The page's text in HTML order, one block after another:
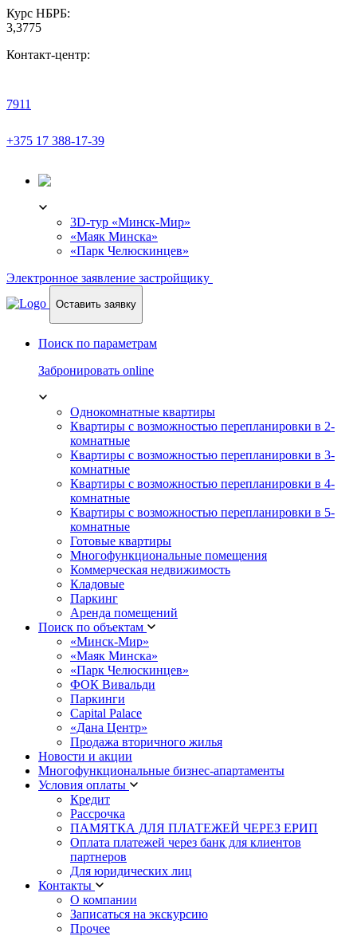
Курс НБРБ:
3,3775
Контакт-центр:
7911
+375 17 388-17-39
3D-тур «Минск-Мир»
«Маяк Минска»
«Парк Челюскинцев»
Электронное заявление застройщику
Оставить заявку
Поиск по параметрам
Забронировать online
Однокомнатные квартиры
Квартиры с возможностью перепланировки в 2-
комнатные
Квартиры с возможностью перепланировки в 3-
комнатные
Квартиры с возможностью перепланировки в 4-
комнатные
Квартиры с возможностью перепланировки в 5-
комнатные
Готовые квартиры
Многофункциональные помещения
Коммерческая недвижимость
Кладовые
Паркинг
Аренда помещений
Поиск по объектам
«Минск-Мир»
«Маяк Минска»
«Парк Челюскинцев»
ФОК Вивальди
Паркинги
Capital Palace
«Дана Центр»
Продажа вторичного жилья
Новости и акции
Многофункциональные бизнес-апартаменты
Условия оплаты
Кредит
Рассрочка
ПАМЯТКА ДЛЯ ПЛАТЕЖЕЙ ЧЕРЕЗ ЕРИП
Оплата платежей через банк для клиентов
партнеров
Для юридических лиц
Контакты
О компании
Записаться на экскурсию
Прочее